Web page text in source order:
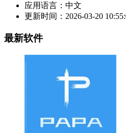
应用语言： 中文
更新时间： 2026-03-20
最新软件